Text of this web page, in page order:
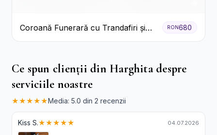
Coroană Funerară cu Trandafiri și
Crini
RON680
Ce spun clienții din Harghita despre
serviciile noastre
★★★★★Media: 5.0 din 2 recenzii
Kiss S.★★★★★ 04.07.2026